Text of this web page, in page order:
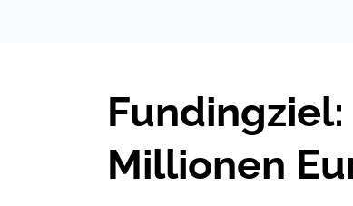
Millionen